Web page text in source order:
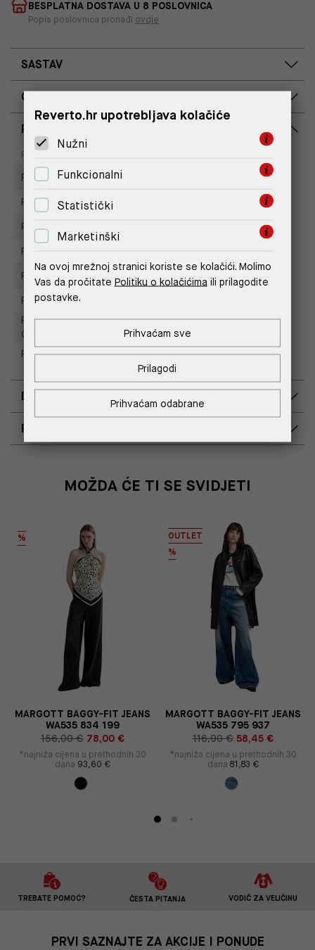
BESPLATNA DOSTAVA U 8 POSLOVNICA
Popis poslovnica pronađi ovdje
SASTAV
OPIS PROIZVODA
RASPOLOŽIVOST PO POSLOVNICAMA
Poslovnica
Replay store, Arena centar
Replay Store, City Center One
Replay Store, Joker Centar
Replay Store, Mall of Split
Replay store, Tower Centar
Replay Store, Supernova Zadar
Replay Outlet Store, Designer
Outlet Croatia
Replay Outlet Store, Split
DOSTAVA
POVRAT I ZAMJENA
MOŽDA ĆE TI SE SVIDJETI
%
MARGOTT BAGGY-FIT JEANS
WA535 834 199
156,00 € 78,00 €
*najniža cijena u prethodnih 30
dana 93,60 €
OUTLET
%
MARGOTT BAGGY-FIT JEANS
WA535 795 937
116,90 € 58,45 €
*najniža cijena u prethodnih 30
dana 81,83 €
TREBATE POMOĆ? ČESTA PITANJA VODIČ ZA VELIČINU
PRVI SAZNAJTE ZA AKCIJE I PONUDE
Reverto.hr upotrebljava kolačiće
Nužni
Funkcionalni
Statistički
Marketinški
Na ovoj mrežnoj stranici koriste se kolačići. Molimo
Vas da pročitate Politiku o kolačićima ili prilagodite
postavke.
Prihvaćam odabrane
Prilagodi
Prihvaćam sve